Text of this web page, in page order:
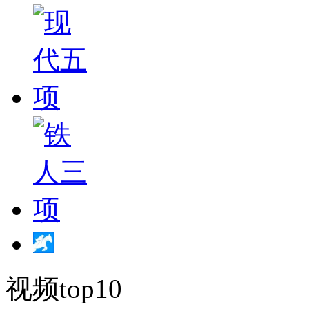
视频top10